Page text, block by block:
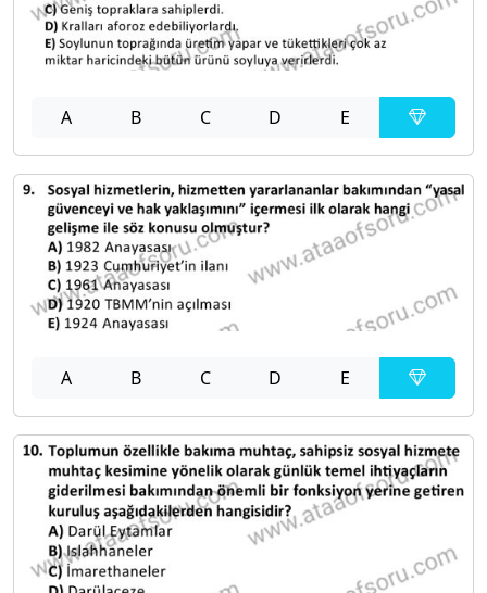
A B C D E
A B C D E